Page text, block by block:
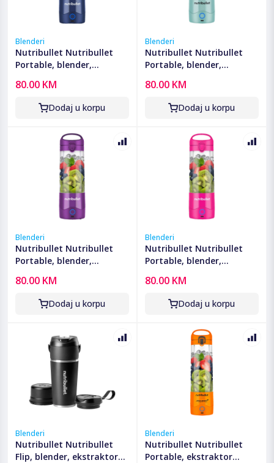
Blenderi
Nutribullet Nutribullet
Portable, blender,
- NBP003NBL
80.00 KM
Dodaj u korpu
Blenderi
Nutribullet Nutribullet
Portable, blender,
- NBP003LBL
80.00 KM
Dodaj u korpu
Blenderi
Nutribullet Nutribullet
Portable, blender,
- NBP003PU
80.00 KM
Dodaj u korpu
Blenderi
Nutribullet Nutribullet
Portable, blender,
- NBP003BP
80.00 KM
Dodaj u korpu
Blenderi
Nutribullet Nutribullet
Flip, blender, ekstraktor
Blenderi
Nutribullet Nutribullet
Portable, ekstraktor